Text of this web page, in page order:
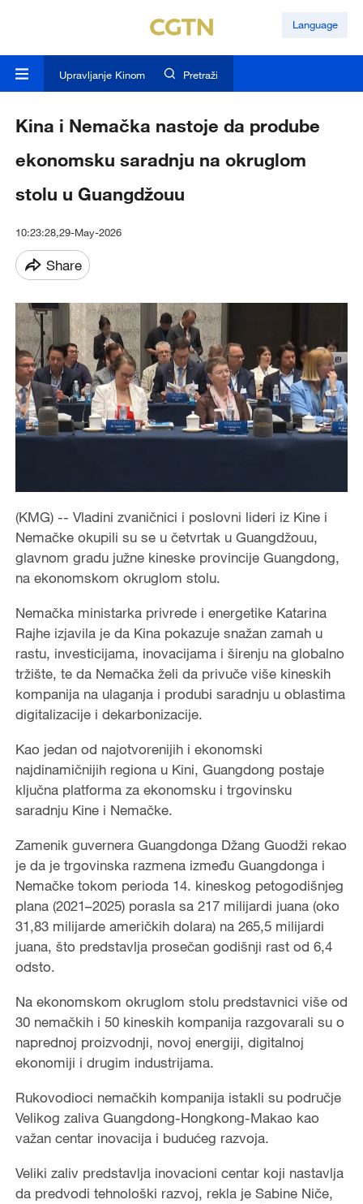
Language
Upravljanje Kinom Pretraži
Kina i Nemačka nastoje da prodube
ekonomsku saradnju na okruglom
stolu u Guangdžouu
10:23:28,29-May-2026
Share
(KMG) -- Vladini zvaničnici i poslovni lideri iz Kine i
Nemačke okupili su se u četvrtak u Guangdžouu,
glavnom gradu južne kineske provincije Guangdong,
na ekonomskom okruglom stolu.
Nemačka ministarka privrede i energetike Katarina
Rajhe izjavila je da Kina pokazuje snažan zamah u
rastu, investicijama, inovacijama i širenju na globalno
tržište, te da Nemačka želi da privuče više kineskih
kompanija na ulaganja i produbi saradnju u oblastima
digitalizacije i dekarbonizacije.
Kao jedan od najotvorenijih i ekonomski
najdinamičnijih regiona u Kini, Guangdong postaje
ključna platforma za ekonomsku i trgovinsku
saradnju Kine i Nemačke.
Zamenik guvernera Guangdonga Džang Guodži rekao
je da je trgovinska razmena između Guangdonga i
Nemačke tokom perioda 14. kineskog petogodišnjeg
plana (2021–2025) porasla sa 217 milijardi juana (oko
31,83 milijarde američkih dolara) na 265,5 milijardi
juana, što predstavlja prosečan godišnji rast od 6,4
odsto.
Na ekonomskom okruglom stolu predstavnici više od
30 nemačkih i 50 kineskih kompanija razgovarali su o
naprednoj proizvodnji, novoj energiji, digitalnoj
ekonomiji i drugim industrijama.
Rukovodioci nemačkih kompanija istakli su područje
Velikog zaliva Guangdong-Hongkong-Makao kao
važan centar inovacija i budućeg razvoja.
Veliki zaliv predstavlja inovacioni centar koji nastavlja
da predvodi tehnološki razvoj, rekla je Sabine Niče,